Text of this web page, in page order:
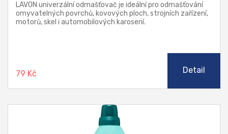
LAVON univerzální odmašťovač je ideální pro odmašťování
omyvatelných povrchů, kovových ploch, strojních zařízení,
motorů, skel i automobilových karoserií.
79 Kč Detail